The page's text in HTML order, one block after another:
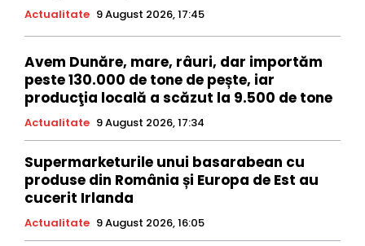
Actualitate 9 August 2026, 17:45
Avem Dunăre, mare, râuri, dar importăm
peste 130.000 de tone de pește, iar
producţia locală a scăzut la 9.500 de tone
Actualitate 9 August 2026, 17:34
Supermarketurile unui basarabean cu
produse din România și Europa de Est au
cucerit Irlanda
Actualitate 9 August 2026, 16:05